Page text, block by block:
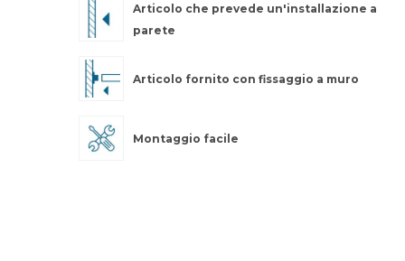
Articolo che prevede un'installazione a
parete
Articolo fornito con fissaggio a muro
Montaggio facile